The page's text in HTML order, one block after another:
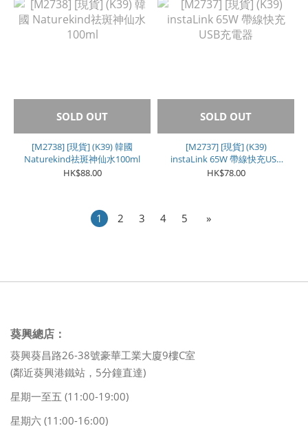
SOLD OUT
[M2738] [現貨] (K39) 韓國
Naturekind祛斑神仙水100ml
HK$88.00
SOLD OUT
[M2737] [現貨] (K39)
instaLink 65W 帶線快充USB
充電器
HK$78.00
1 2 3 4 5 »
葵興總店：
葵興葵昌路26-38號豪華工業大廈9樓C室
(鄰近葵興港鐵站，5分鐘直達)
星期一至五 (11:00-19:00)
星期六 (11:00-16:00)